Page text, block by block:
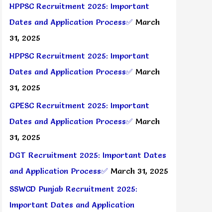
HPPSC Recruitment 2025: Important
Dates and Application Process✅ March
31, 2025
HPPSC Recruitment 2025: Important
Dates and Application Process✅ March
31, 2025
GPESC Recruitment 2025: Important
Dates and Application Process✅ March
31, 2025
DGT Recruitment 2025: Important Dates
and Application Process✅ March 31, 2025
SSWCD Punjab Recruitment 2025:
Important Dates and Application